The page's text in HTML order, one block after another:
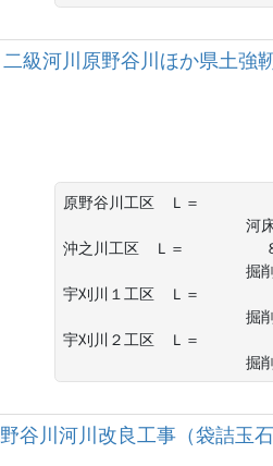
級河川原野谷川ほか県土強
原野谷川工区　Ｌ＝ 　　　　
河床等掘削（ＩＣＴ
沖之川工区　Ｌ＝ 　　　　　
掘削 　　　　
宇刈川１工区　Ｌ＝ 　　　　
掘削 　　　　
宇刈川２工区　Ｌ＝ 　　　　
掘削 　　　　
川河川改良工事（袋詰玉石